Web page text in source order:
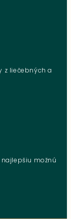
z liečebných a
možnú